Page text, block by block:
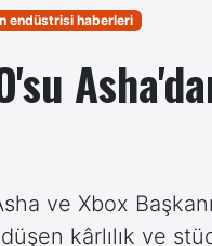
endüstrisi haberleri
ve Xbox
kârlılık ve